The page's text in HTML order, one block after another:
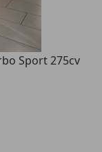
Sport 275cv